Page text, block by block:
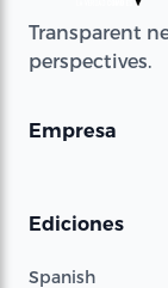
Transparent
perspectives.
Empresa
Ediciones
Spanish